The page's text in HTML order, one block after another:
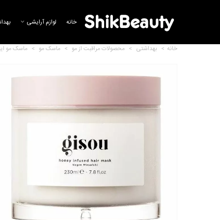
خانه لوازم آرایشی
خانه > بهداشتی > محصولات مراقبت از مو > ماسک مو > ماسک مو
14,196,866 تومان
روغن مو اینفیوزد عسل گیسو
18,763,999 تومان